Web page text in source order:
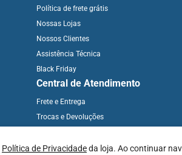
Política de Privacidadeda loja. Ao continuar
Política de frete grátis
Nossas Lojas
Nossos Clientes
Assistência Técnica
Black Friday
Central de Atendimento
Frete e Entrega
Trocas e Devoluções